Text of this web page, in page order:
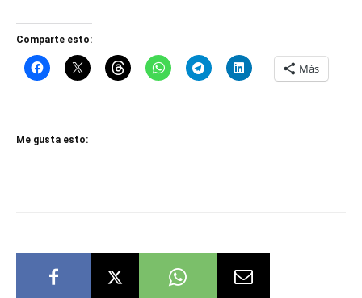
Comparte esto:
Más
Me gusta esto: